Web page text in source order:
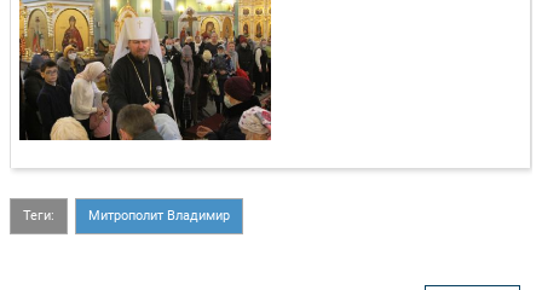
Теги: Митрополит Владимир